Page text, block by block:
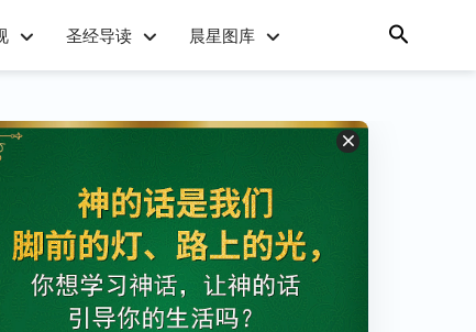
圣经导读 晨星图库